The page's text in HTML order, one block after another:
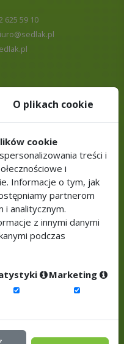
625 59 10
O plikach cookie
cookie
treści i
i
Informacje o tym, jak
partnerom
i analitycznym.
z innymi danymi
podczas
Marketing